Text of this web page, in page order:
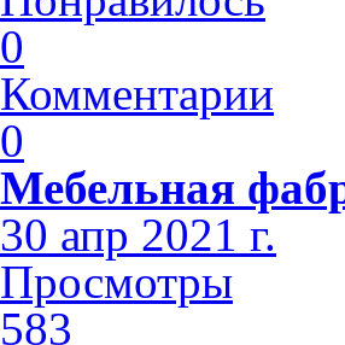
0
Комментарии
0
Мебельная
30 апр 2021 г.
Просмотры
583